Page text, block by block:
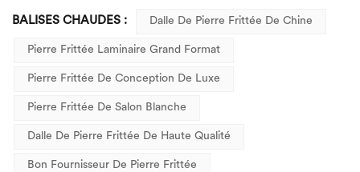
BALISES CHAUDES : Dalle De Pierre Frittée De Chine
Pierre Frittée Laminaire Grand Format
Pierre Frittée De Conception De Luxe
Pierre Frittée De Salon Blanche
Dalle De Pierre Frittée De Haute Qualité
Bon Fournisseur De Pierre Frittée